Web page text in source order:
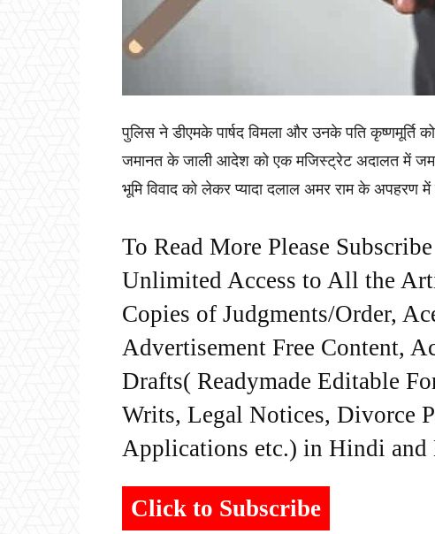
पुलिस ने डीएमके पार्षद विमला और उनके पति कृष्णमूर्ति
जमानत के जाली आदेश को एक मजिस्ट्रेट अदालत में
भूमि विवाद को लेकर प्यादा दलाल अमर राम के अपहरण
To Read More Please
Unlimited Access to All the
Copies of Judgments/Order,
Advertisement Free Content,
Drafts( Readymade Editable
Writs, Legal Notices, Divorce
Applications etc.) in Hindi and
Click to Subscribe